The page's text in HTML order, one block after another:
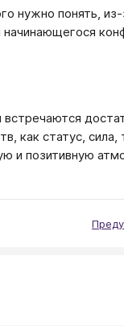
нужно понять,
как статус, сила,
и позитивную